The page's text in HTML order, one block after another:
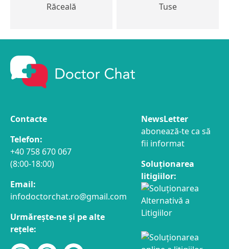
Răceală Tuse
Contacte
Telefon:
+40 758 670 067
(8:00-18:00)
Email:
infodoctorchat.ro@gmail.com
Urmărește-ne și pe alte
rețele:
NewsLetter
abonează-te ca să
fii informat
Soluționarea
litigiilor: